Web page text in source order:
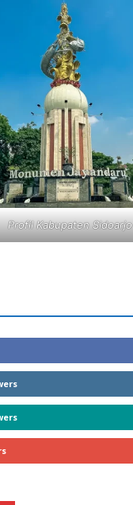
Profil Kabupaten Sidoarjo